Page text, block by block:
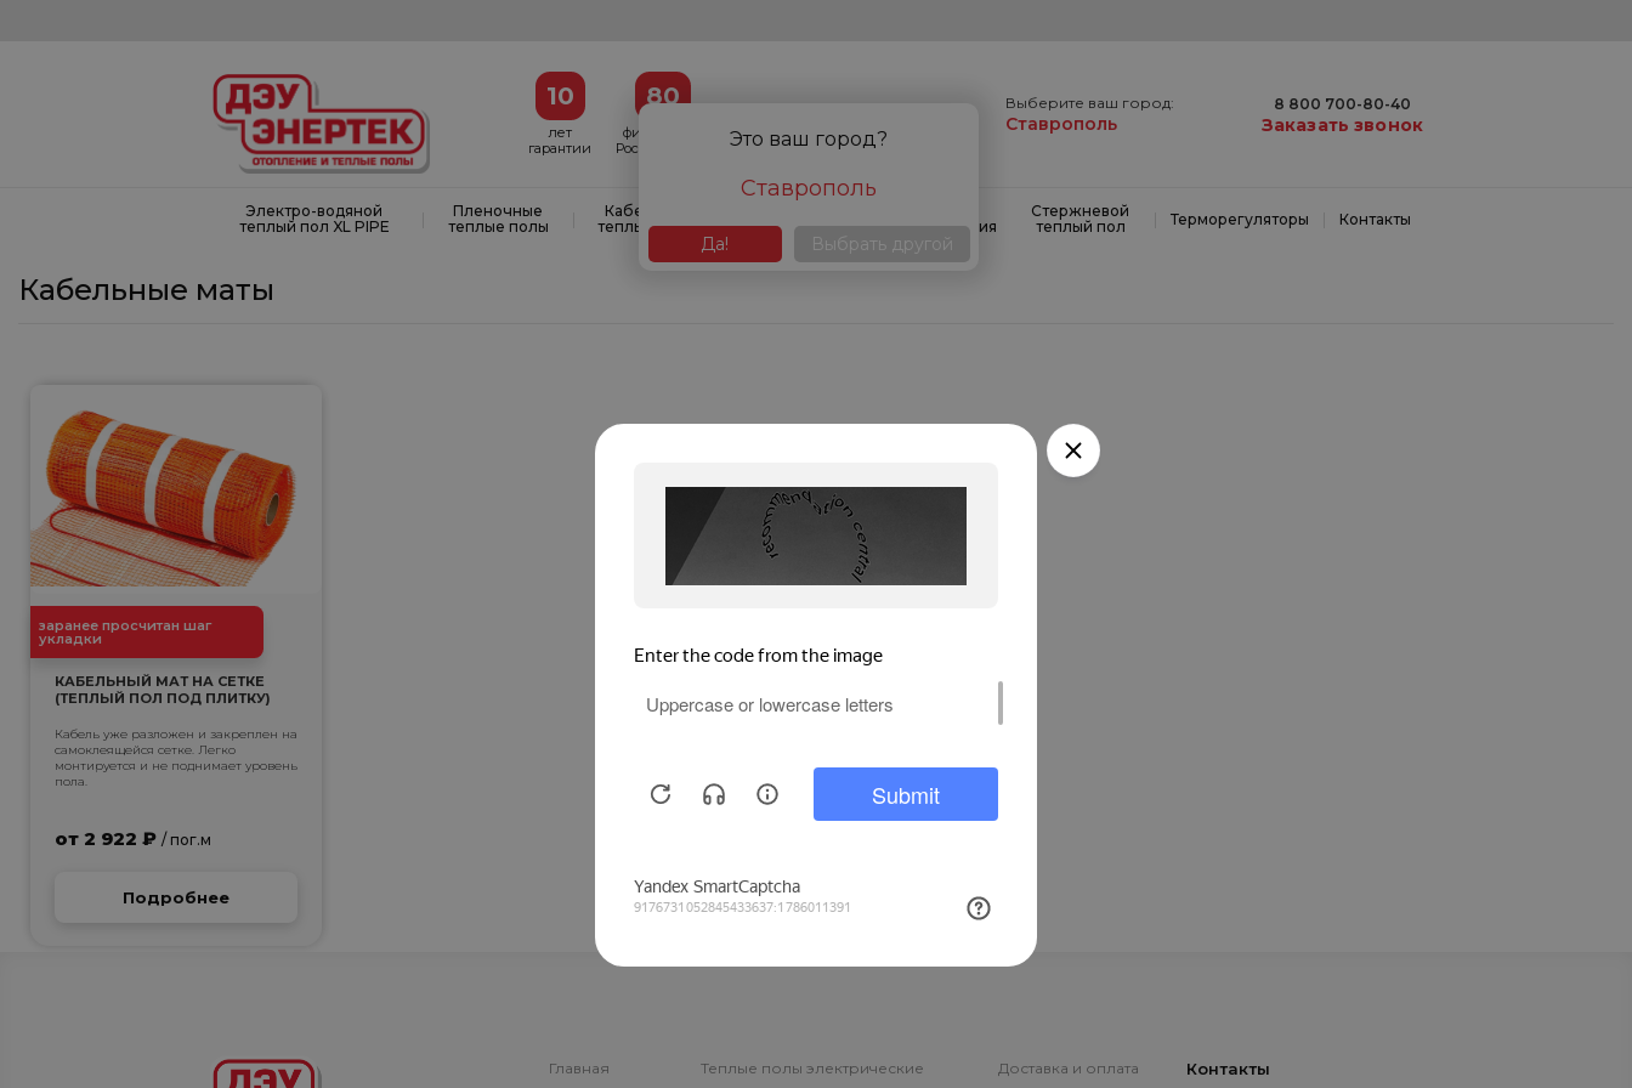
10
лет
гарантии
80
филиалов в
России и СНГ
Выберите ваш город:
Ставрополь
8 800 700-80-40
Заказать звонок
Электро-водяной
теплый пол XL PIPE
Пленочные
теплые полы
Кабельные
теплые полы
маты
антиобледенения
Стержневой
теплый пол
Терморегуляторы Контакты
Кабельные маты
заранее просчитан шаг
укладки
КАБЕЛЬНЫЙ МАТ НА СЕТКЕ
(ТЕПЛЫЙ ПОЛ ПОД ПЛИТКУ)
Кабель уже разложен и закреплен на
самоклеящейся сетке. Легко
монтируется и не поднимает уровень
пола.
от 2 922 ₽ / пог.м
Подробнее
Главная Теплые полы электрические Доставка и оплата Контакты
Это ваш город?
Ставрополь
Да! Выбрать другой